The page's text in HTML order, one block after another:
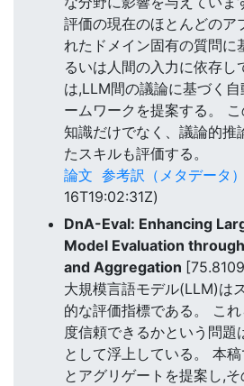
評価の現在のほとんどのア
れたドメイン固有の質問に
るいは人間の入力に依存し
は,LLM間の議論に基づく
ームワークを提案する。
知識だけでなく、議論的推
たスキルも評価する。
論文 参考訳（メタデータ）
16T19:02:31Z)
DnA-Eval: Enhancing
Model Evaluation
and Aggregation
大規模言語モデル(LLM)は
的な評価指標である。 こ
度信頼できるかという問題
として浮上している。 本
とアグリゲートを提案し,